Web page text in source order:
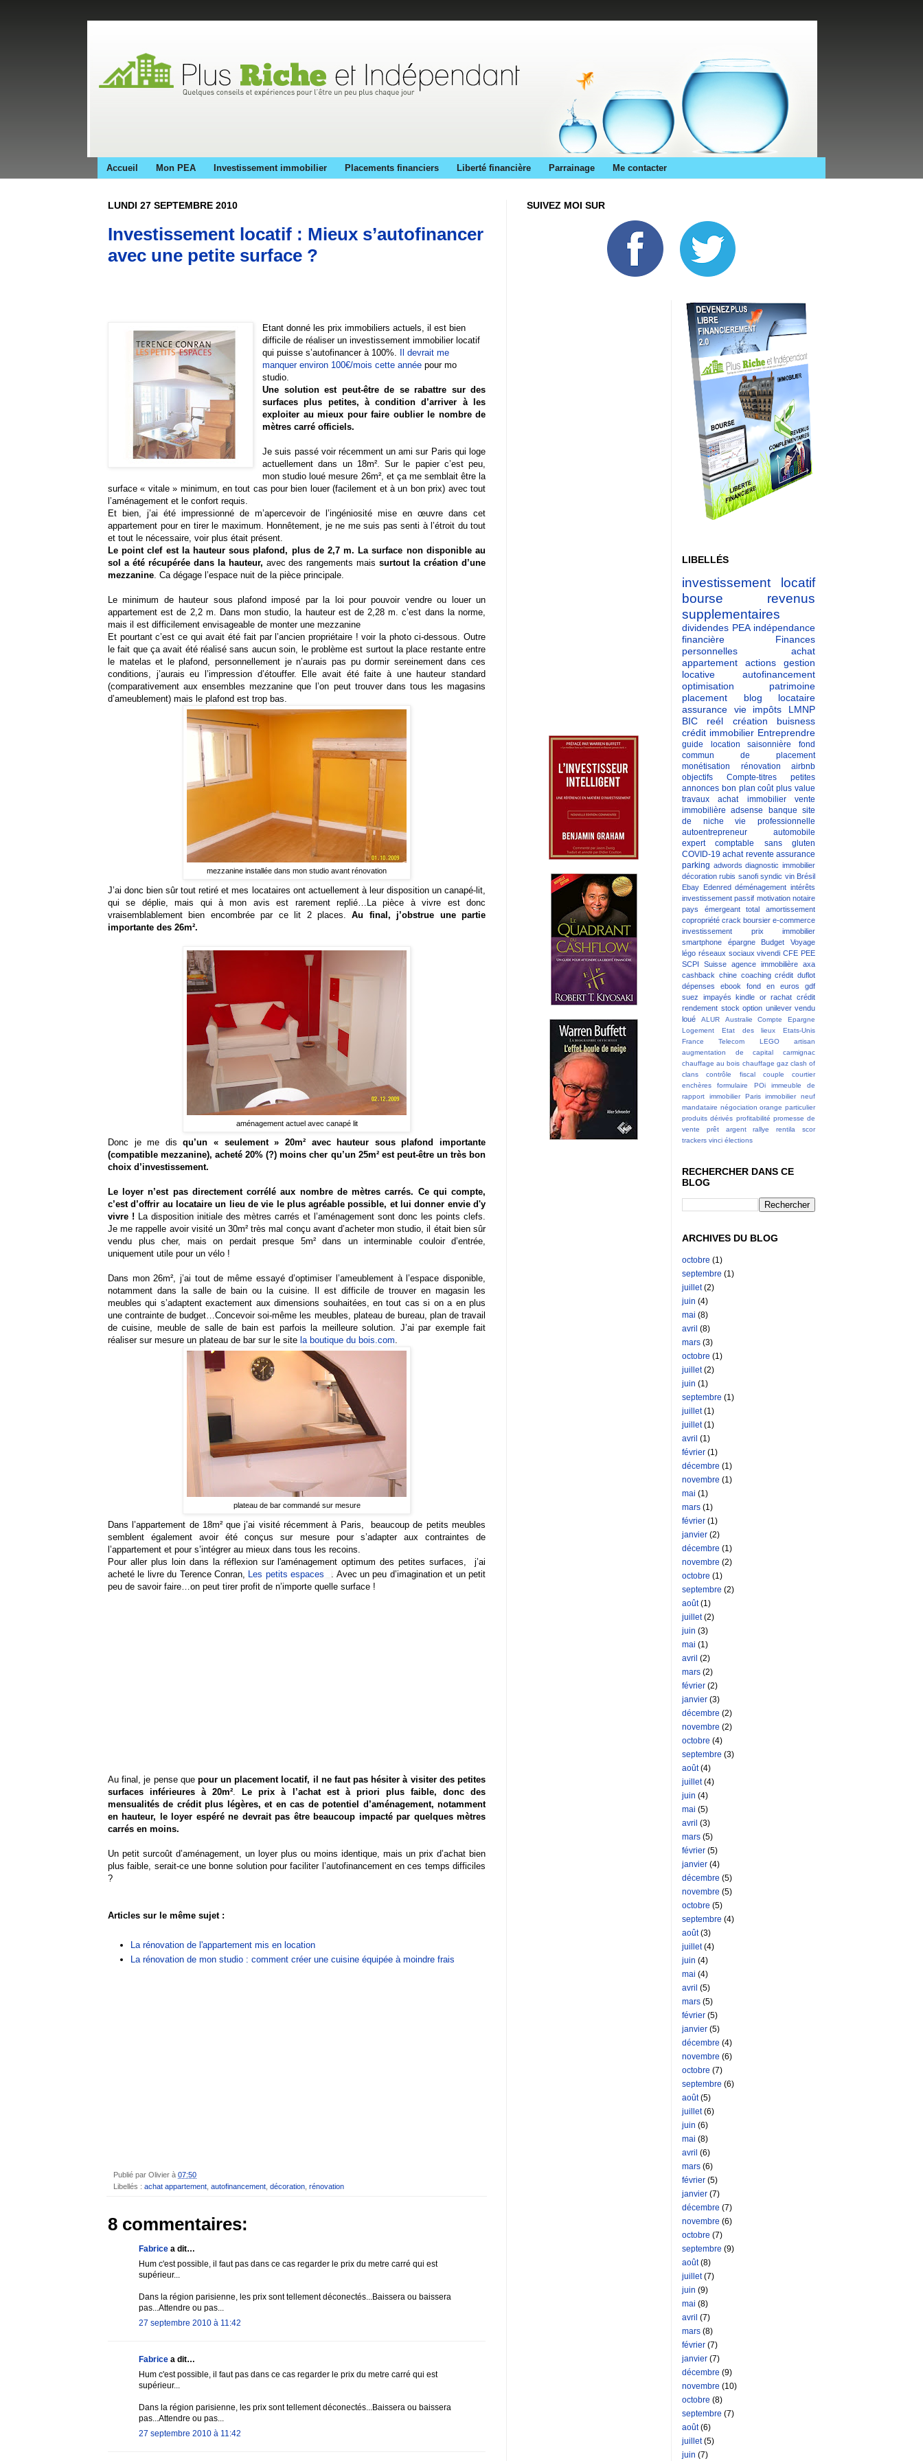
Accueil Mon PEA Investissement immobilier Placements financiers Liberté financière Parrainage Me contacter
LUNDI 27 SEPTEMBRE 2010
Investissement locatif : Mieux s’autofinancer
avec une petite surface ?
Etant donné les prix immobiliers actuels, il est bien
difficile de réaliser un investissement immobilier locatif
qui puisse s’autofinancer à 100%.
Il devrait me
manquer environ 100€/mois cette année pour mo
studio.
Une solution est peut-être de se rabattre sur des
surfaces plus petites, à condition d’arriver à les
exploiter au mieux pour faire oublier le nombre de
mètres carré officiels.
Je suis passé voir récemment un ami sur Paris qui loge
actuellement dans un 18m². Sur le papier c’est peu,
mon studio loué mesure 26m², et ça me semblait être la
surface « vitale » minimum, en tout cas pour bien louer (facilement et à un bon prix) avec tout
l’aménagement et le confort requis.
Et bien, j’ai été impressionné de m’apercevoir de l’ingéniosité mise en œuvre dans cet
appartement pour en tirer le maximum. Honnêtement, je ne me suis pas senti à l’étroit du tout
et tout le nécessaire, voir plus était présent.
Le point clef est la hauteur sous plafond, plus de 2,7 m. La surface non disponible au
sol a été récupérée dans la hauteur, avec des rangements maissurtout la création d’une
mezzanine. Ca dégage l’espace nuit de la pièce principale.
Le minimum de hauteur sous plafond imposé par la loi pour pouvoir vendre ou louer un
appartement est de 2,2 m. Dans mon studio, la hauteur est de 2,28 m. c’est dans la norme,
mais il est difficilement envisageable de monter une mezzanine
Et pourtant c’est ce qui avait été fait par l’ancien propriétaire ! voir la photo ci-dessous. Outre
le fait que ça avait été réalisé sans aucun soin, le problème est surtout la place restante entre
le matelas et le plafond, personnellement je n’aurais pas pu dormir sereinement dans ces
conditions, j’aurais eu l’impression d’étouffer. Elle avait été faite à une hauteur standard
(comparativement aux ensembles mezzanine que l’on peut trouver dans tous les magasins
d’ameublement) mais le plafond est trop bas.
mezzanine installée dans mon studio avant rénovation
J’ai donc bien sûr tout retiré et mes locataires ont actuellement à leur disposition un canapé-lit,
qui se déplie, mais qui à mon avis est rarement replié…La pièce à vivre est donc
vraisemblablement bien encombrée par ce lit 2 places.Au final, j’obstrue une partie
importante des 26m².
aménagement actuel avec canapé lit
Donc je me disqu’un « seulement » 20m² avec hauteur sous plafond importante
(compatible mezzanine), acheté 20% (?) moins cher qu’un 25m² est peut-être un très bon
choix d’investissement.
Le loyer n’est pas directement corrélé aux nombre de mètres carrés. Ce qui compte,
c’est d’offrir au locataire un lieu de vie le plus agréable possible, et lui donner envie d'y
vivre ! La disposition initiale des mètres carrés et l’aménagement sont donc les points clefs.
Je me rappelle avoir visité un 30m² très mal conçu avant d’acheter mon studio, il était bien sûr
vendu plus cher, mais on perdait presque 5m² dans un interminable couloir d’entrée,
uniquement utile pour un vélo !
Dans mon 26m², j’ai tout de même essayé d’optimiser l’ameublement à l’espace disponible,
notamment dans la salle de bain ou la cuisine. Il est difficile de trouver en magasin les
meubles qui s’adaptent exactement aux dimensions souhaitées, en tout cas si on a en plus
une contrainte de budget…Concevoir soi-même les meubles, plateau de bureau, plan de travail
de cuisine, meuble de salle de bain est parfois la meilleure solution. J’ai par exemple fait
réaliser sur mesure un plateau de bar sur le site la boutique du bois.com.
plateau de bar commandé sur mesure
Dans l’appartement de 18m² que j’ai visité récemment à Paris, beaucoup de petits meubles
semblent également avoir été conçus sur mesure pour s’adapter aux contraintes de
l’appartement et pour s’intégrer au mieux dans tous les recoins.
Pour aller plus loin dans la réflexion sur l'aménagement optimum des petites surfaces, j’ai
acheté le livre du Terence Conran, Les petits espaces
. Avec un peu d’imagination et un petit
peu de savoir faire…on peut tirer profit de n’importe quelle surface !
Au final, je pense que pour un placement locatif, il ne faut pas hésiter à visiter des petites
surfaces inférieures à 20m².
Le prix à l’achat est à priori plus faible, donc des
mensualités de crédit plus légères, et en cas de potentiel d’aménagement, notamment
en hauteur, le loyer espéré ne devrait pas être beaucoup impacté par quelques mètres
carrés en moins.
Un petit surcoût d’aménagement, un loyer plus ou moins identique, mais un prix d’achat bien
plus faible, serait-ce une bonne solution pour faciliter l’autofinancement en ces temps difficiles
?
Articles sur le même sujet :
La rénovation de l'appartement mis en location
La rénovation de mon studio : comment créer une cuisine équipée à moindre frais
Publié par Olivier à 07:50
Libellés : achat appartement autofinancement décoration rénovation
8 commentaires:
Fabrice a dit…
Hum c'est possible, il faut pas dans ce cas regarder le prix du metre carré qui est
supérieur...
Dans la région parisienne, les prix sont tellement déconectés...Baissera ou baissera
pas...Attendre ou pas...
27 septembre 2010 à 11:42
Fabrice a dit…
Hum c'est possible, il faut pas dans ce cas regarder le prix du metre carré qui est
supérieur...
Dans la région parisienne, les prix sont tellement déconectés...Baissera ou baissera
pas...Attendre ou pas...
27 septembre 2010 à 11:42
SUIVEZ MOI SUR
LIBELLÉS
investissement locatif
bourse
revenus
supplementaires
dividendes PEA indépendance
financière
Finances
personnelles
achat
appartement
actions
gestion
locative
autofinancement
optimisation patrimoine
placement
blog
locataire
assurance vie
impôts
LMNP
BIC reél
création buisness
crédit immobilier Entreprendre
guide location saisonnière
fond
commun de placement
monétisation
rénovation
airbnb
objectifs
Compte-titres
petites
annonces bon plan coût plus value
travaux
achat immobilier
vente
immobilière adsense banque site
de niche
vie professionnelle
autoentrepreneur
automobile
expert comptable
sans gluten
COVID-19 achat revente assurance
parking adwords diagnostic immobilier
décoration rubis sanofi syndic vin Brésil
Ebay Edenred déménagement intérêts
investissement passif motivation notaire
pays émergeant
total
amortissement
copropriété crack boursier e-commerce
investissement
prix immobilier
smartphone
épargne Budget
Voyage
légo réseaux sociaux vivendi CFE PEE
SCPI
Suisse agence immobilière axa
cashback chine coaching crédit duflot
dépenses
ebook fond en euros
gdf
suez
impayés kindle or rachat crédit
rendement stock option unilever vendu
loué
ALUR Australie
Compte Epargne
Logement
Etat des lieux
Etats-Unis
France Telecom
LEGO
artisan
augmentation de capital
carmignac
chauffage au bois chauffage gaz clash of
clans
contrôle fiscal couple
courtier
enchères
formulaire POi
immeuble de
rapport
immobilier Paris
immobilier neuf
mandataire négociation orange particulier
produits dérivés profitabilité promesse de
vente
prêt argent rallye rentila
scor
trackers vinci élections
RECHERCHER DANS CE
BLOG
ARCHIVES DU BLOG
octobre (1)
septembre (1)
juillet(2)
juin (4)
mai (8)
avril (8)
mars (3)
octobre (1)
juillet(2)
juin (1)
septembre (1)
juillet(1)
juillet(1)
avril (1)
février (1)
décembre (1)
novembre (1)
mai (1)
mars (1)
février (1)
janvier (2)
décembre (1)
novembre (2)
octobre (1)
septembre (2)
août(1)
juillet(2)
juin (3)
mai (1)
avril (2)
mars (2)
février (2)
janvier (3)
décembre (2)
novembre (2)
octobre (4)
septembre (3)
août(4)
juillet(4)
juin (4)
mai (5)
avril (3)
mars (5)
février (5)
janvier (4)
décembre (5)
novembre (5)
octobre (5)
septembre (4)
août(3)
juillet(4)
juin (4)
mai (4)
avril (5)
mars (5)
février (5)
janvier (5)
décembre (4)
novembre (6)
octobre (7)
septembre (6)
août(5)
juillet(6)
juin (6)
mai (8)
avril (6)
mars (6)
février (5)
janvier (7)
décembre (7)
novembre (6)
octobre (7)
septembre (9)
août(8)
juillet(7)
juin (9)
mai (8)
avril (7)
mars (8)
février (7)
janvier (7)
décembre (9)
novembre (10)
octobre (8)
septembre (7)
août(6)
juillet(5)
juin (7)